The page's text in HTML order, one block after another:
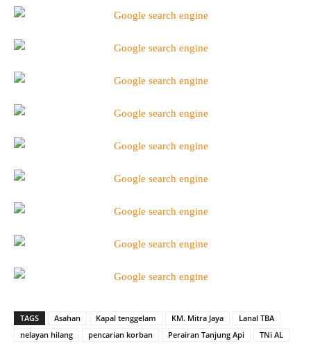
TAGS Asahan Kapal tenggelam KM. Mitra Jaya
Lanal TBA
nelayan hilang
pencarian korban Perairan Tanjung Api TNi AL